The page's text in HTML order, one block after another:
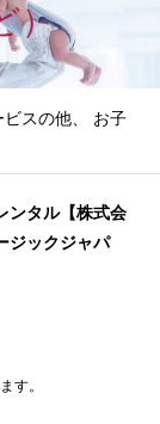
）
スの他、 お子
ンタル【株式会
ジックジャパ
す。